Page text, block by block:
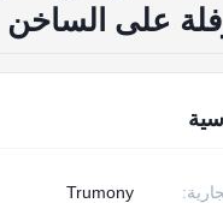
على الساخن
Trumony